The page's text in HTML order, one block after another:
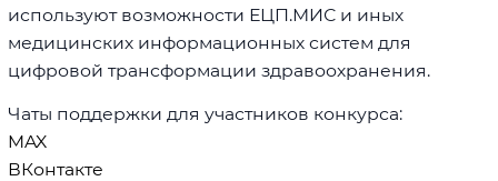
используют возможности ЕЦП.МИС и иных
медицинских информационных систем для
цифровой трансформации здравоохранения.
Чаты поддержки для участников конкурса:
MAX
ВКонтакте